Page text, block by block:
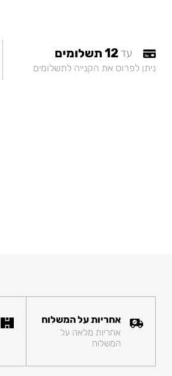
עד12 תשלומים
ניתן לפרוס את הקנייה לתשלומים
אחריות על המשלוח
אחריות מלאה על
המשלוח